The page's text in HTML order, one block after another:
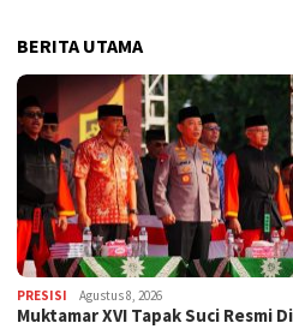
BERITA UTAMA
PRESISI Agustus 8, 2026
Muktamar XVI Tapak Suci Resmi